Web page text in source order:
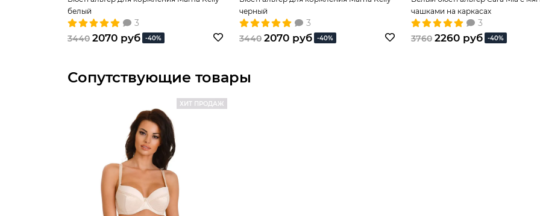
белый
3
3440 2070 руб -40%
черный
3
3440 2070 руб -40%
чашками на каркасах
3
3760 2260 руб -40%
Сопутствующие товары
ХИТ ПРОДАЖ